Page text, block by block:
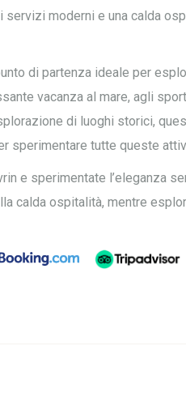
moderni e una calda
di partenza ideale per
vacanza al mare, agli
di luoghi storici,
sperimentare tutte queste
e sperimentate l’eleganza
calda ospitalità, mentre